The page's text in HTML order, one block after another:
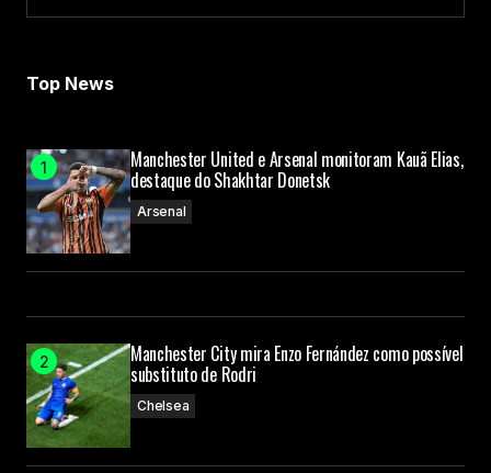
Load More
Top News
Manchester United e Arsenal monitoram Kauã Elias,
destaque do Shakhtar Donetsk
Arsenal
Manchester City mira Enzo Fernández como possível
substituto de Rodri
Chelsea